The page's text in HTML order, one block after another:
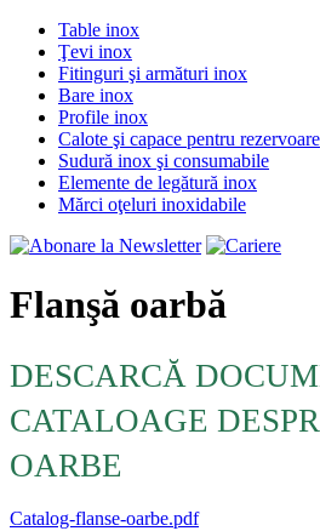
Table inox
Ţevi inox
Fitinguri şi armături inox
Bare inox
Profile inox
Calote şi capace pentru rezervoare
Sudură inox şi consumabile
Elemente de legătură inox
Mărci oţeluri inoxidabile
Flanşă oarbă
DESCARCĂ
CATALOAGE
OARBE
Catalog-flanse-oarbe.pdf